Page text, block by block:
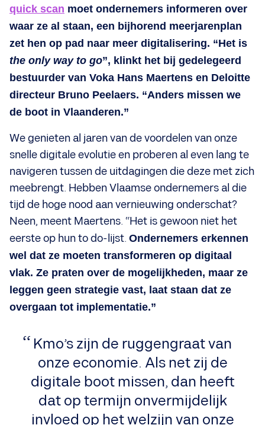
quick scan moet ondernemers informeren over
waar ze al staan, een bijhorend meerjarenplan
zet hen op pad naar meer digitalisering. “Het is
the only way to go”, klinkt het bij gedelegeerd
bestuurder van Voka Hans Maertens en Deloitte
directeur Bruno Peelaers. “Anders missen we
de boot in Vlaanderen.”
We genieten al jaren van de voordelen van onze
snelle digitale evolutie en proberen al even lang te
navigeren tussen de uitdagingen die deze met zich
meebrengt. Hebben Vlaamse ondernemers al die
tijd de hoge nood aan vernieuwing onderschat?
Neen, meent Maertens. “Het is gewoon niet het
eerste op hun to do-lijst. Ondernemers erkennen
wel dat ze moeten transformeren op digitaal
vlak. Ze praten over de mogelijkheden, maar ze
leggen geen strategie vast, laat staan dat ze
overgaan tot implementatie.”
Kmo’s zijn de ruggengraat van
onze economie. Als net zij de
digitale boot missen, dan heeft
dat op termijn onvermijdelijk
invloed op het welzijn van onze